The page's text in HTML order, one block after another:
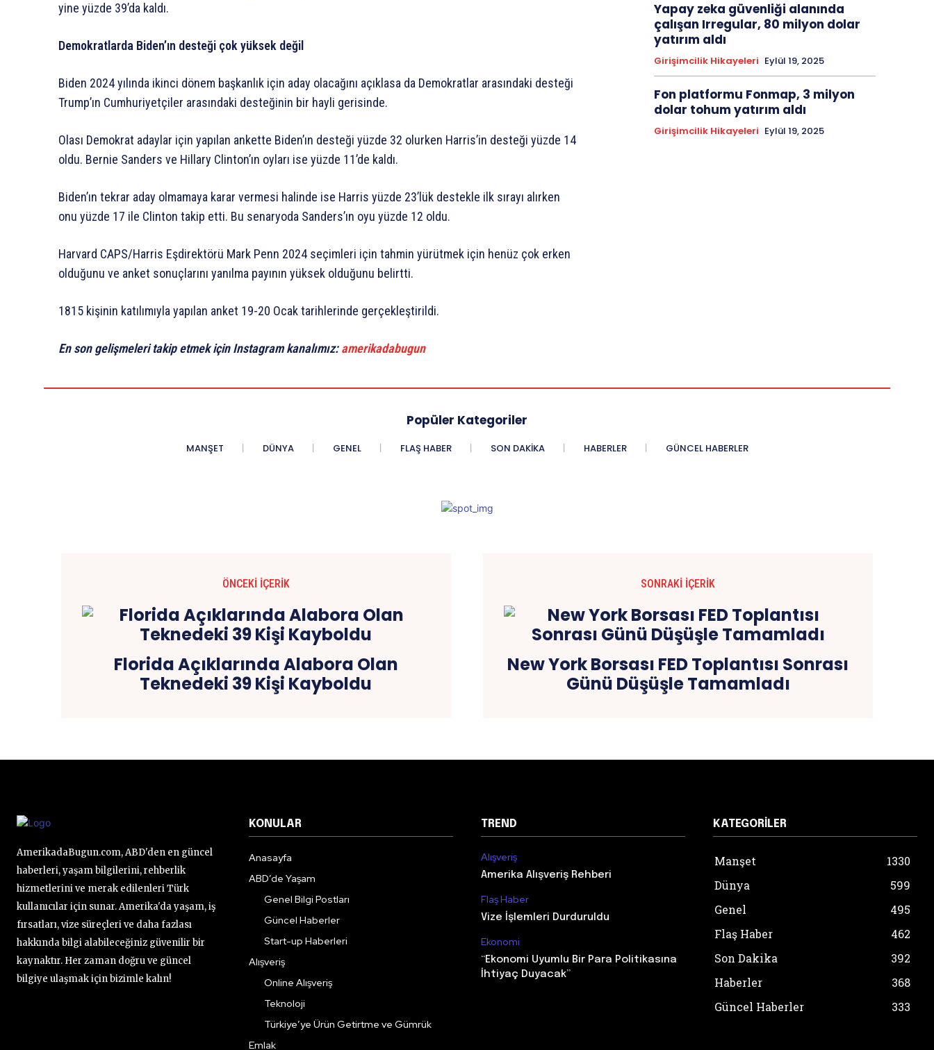
yine yüzde 39’da kaldı.
Demokratlarda Biden’ın desteği çok yüksek değil
Biden 2024 yılında ikinci dönem başkanlık için aday olacağını açıklasa da Demokratlar arasındaki desteği
Trump’ın Cumhuriyetçiler arasındaki desteğinin bir hayli gerisinde.
Olası Demokrat adaylar için yapılan ankette Biden’ın desteği yüzde 32 olurken Harris’in desteği yüzde 14
oldu. Bernie Sanders ve Hillary Clinton’ın oyları ise yüzde 11’de kaldı.
Biden’ın tekrar aday olmamaya karar vermesi halinde ise Harris yüzde 23’lük destekle ilk sırayı alırken
onu yüzde 17 ile Clinton takip etti. Bu senaryoda Sanders’ın oyu yüzde 12 oldu.
Harvard CAPS/Harris Eşdirektörü Mark Penn 2024 seçimleri için tahmin yürütmek için henüz çok erken
olduğunu ve anket sonuçlarını yanılma payının yüksek olduğunu belirtti.
1815 kişinin katılımıyla yapılan anket 19-20 Ocak tarihlerinde gerçekleştirildi.
En son gelişmeleri takip etmek için Instagram kanalımız:amerikadabugun
Yapay zeka güvenliği alanında
çalışan Irregular, 80 milyon dolar
yatırım aldı
Girişimcilik Hikayeleri Eylül 19, 2025
Fon platformu Fonmap, 3 milyon
dolar tohum yatırım aldı
Girişimcilik Hikayeleri Eylül 19, 2025
Popüler Kategoriler
MANŞET DÜNYA GENEL FLAŞ HABER SON DAKIKA HABERLER GÜNCEL HABERLER
ÖNCEKI İÇERIK
Florida Açıklarında Alabora Olan
Teknedeki 39 Kişi Kayboldu
SONRAKI İÇERIK
New York Borsası FED Toplantısı Sonrası
Günü Düşüşle Tamamladı
AmerikadaBugun.com, ABD'den en güncel
haberleri, yaşam bilgilerini, rehberlik
hizmetlerini ve merak edilenleri Türk
kullanıcılar için sunar. Amerika'da yaşam, iş
fırsatları, vize süreçleri ve daha fazlası
hakkında bilgi alabileceğiniz güvenilir bir
kaynaktır. Her zaman doğru ve güncel
bilgiye ulaşmak için bizimle kalın!
KONULAR
Anasayfa
ABD’de Yaşam
Genel Bilgi Postları
Güncel Haberler
Start-up Haberleri
Alışveriş
Online Alışveriş
Teknoloji
Türkiye’ye Ürün Getirtme ve Gümrük
Emlak
TREND
Alışveriş
Amerika Alışveriş Rehberi
Flaş Haber
Vize İşlemleri Durduruldu
Ekonomi
“Ekonomi Uyumlu Bir Para Politikasına
İhtiyaç Duyacak”
KATEGORILER
Manşet
1330
Dünya
599
Genel
495
Flaş Haber
462
Son Dakika
392
Haberler
368
Güncel Haberler
333